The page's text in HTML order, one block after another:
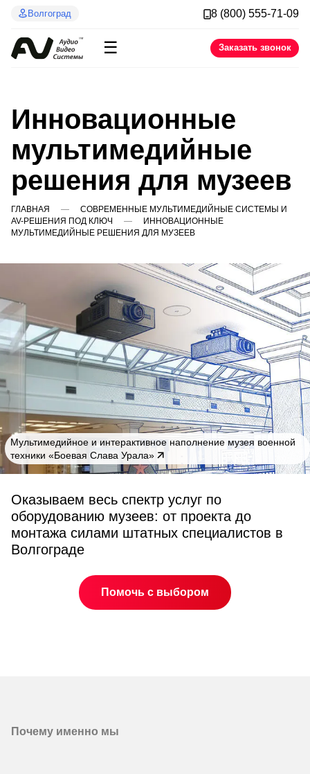
Волгоград 8 (800) 555-71-09
☰ Заказать звонок
Инновационные
мультимедийные
решения для музеев
ГЛАВНАЯ
СОВРЕМЕННЫЕ МУЛЬТИМЕДИЙНЫЕ СИСТЕМЫ И
AV-РЕШЕНИЯ ПОД КЛЮЧ
ИННОВАЦИОННЫЕ
МУЛЬТИМЕДИЙНЫЕ РЕШЕНИЯ ДЛЯ МУЗЕЕВ
Мультимедийное и интерактивное наполнение музея военной
техники «Боевая Слава Урала»
Оказываем весь спектр услуг по
оборудованию музеев: от проекта до
монтажа силами штатных специалистов в
Волгограде
Помочь с выбором
Почему именно мы